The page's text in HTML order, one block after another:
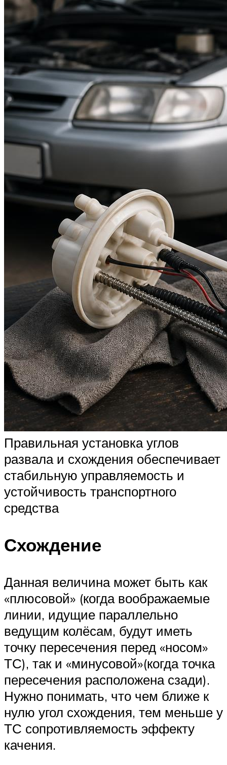
Правильная установка углов
развала и схождения обеспечивает
стабильную управляемость и
устойчивость транспортного
средства
Схождение
Данная величина может быть как
«плюсовой» (когда воображаемые
линии, идущие параллельно
ведущим колёсам, будут иметь
точку пересечения перед «носом»
ТС), так и «минусовой»(когда точка
пересечения расположена сзади).
Нужно понимать, что чем ближе к
нулю угол схождения, тем меньше у
ТС сопротивляемость эффекту
качения.